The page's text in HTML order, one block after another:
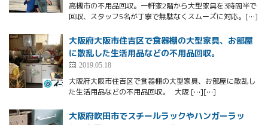
高槻市の不用品回収。一軒家2階から大型家具を3時間半で
回収、スタッフ5名が丁寧で無駄なくスムーズに対応。[…]
大阪府大阪市住吉区で食器棚の大型家具、お部屋
に散乱した生活用品などの不用品回収。
2019.05.18
大阪府大阪市住吉区で食器棚の大型家具、お部屋に散乱し
た生活用品などの不用品回収。 大阪 […][…]
大阪府吹田市でスチールラックやハンガーラッ